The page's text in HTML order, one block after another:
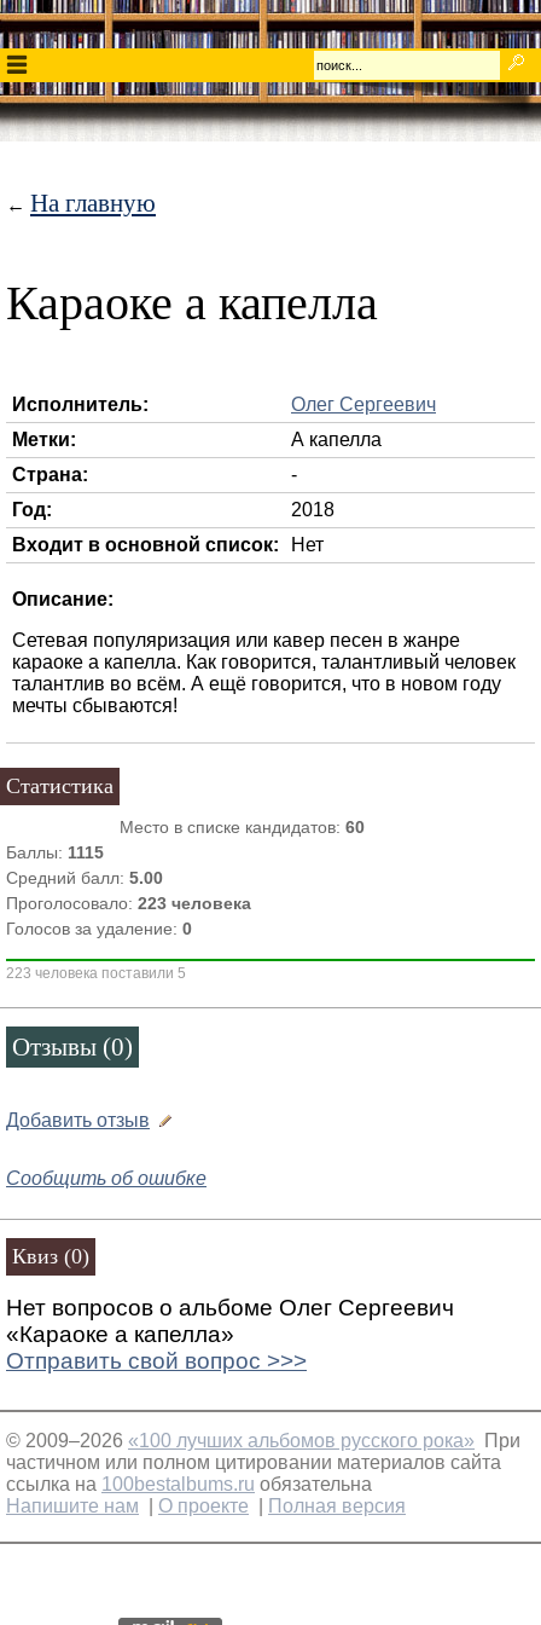
← На главную
Караоке а капелла
Исполнитель:
Олег Сергеевич
Метки:
А капелла
Страна:
-
Год:
2018
Входит в основной список:
Нет
Описание:
Сетевая популяризация или кавер песен в жанре
караоке а капелла. Как говорится, талантливый человек
талантлив во всём. А ещё говорится, что в новом году
мечты сбываются!
Статистика
Место в списке кандидатов: 60
Баллы: 1115
Средний балл: 5.00
Проголосовало: 223 человека
Голосов за удаление: 0
223 человека поставили 5
Отзывы (0)
Добавить отзыв
Сообщить об ошибке
Квиз (0)
Нет вопросов о альбоме Олег Сергеевич
«Караоке а капелла»
Отправить свой вопрос >>>
© 2009–2026 «100 лучших альбомов русского рока» При
частичном или полном цитировании материалов сайта
ссылка на 100bestalbums.ru обязательна
Напишите нам
О проекте Полная версия